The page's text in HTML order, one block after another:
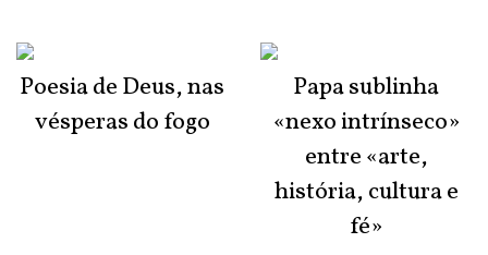
Poesia de Deus, nas
vésperas do fogo
Papa sublinha
«nexo intrínseco»
entre «arte,
história, cultura e
fé»